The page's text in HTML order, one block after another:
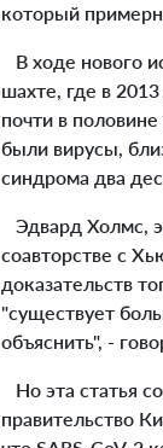
который
В ходе нового
шахте, где в
почти в
были вирусы,
синдрома два
Эдвард Холмс,
соавторстве с
доказательств
"существует
объяснить", -
Но эта статья
правительство